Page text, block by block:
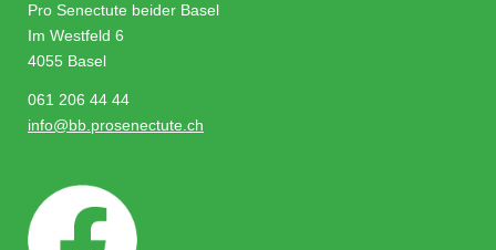
Pro Senectute beider Basel
Im Westfeld 6
4055 Basel
061 206 44 44
info@bb.prosenectute.ch